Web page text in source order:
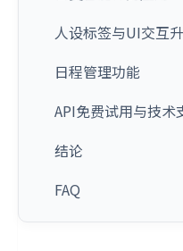
人设标签与UI交互
日程管理功能
API免费试用与技术
结论
FAQ